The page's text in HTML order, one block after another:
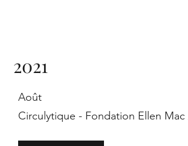
2021
Août
Circulytique - Fondation Ellen